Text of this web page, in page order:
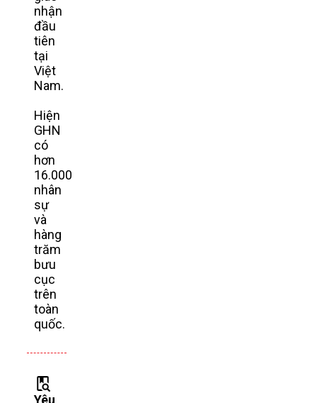
nhận
đầu
tiên
tại
Việt
Nam.
Hiện
GHN
có
hơn
16.000
nhân
sự
và
hàng
trăm
bưu
cục
trên
toàn
quốc.
Yêu